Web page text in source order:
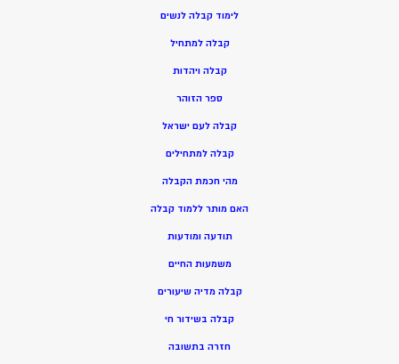
לימוד קבלה לנשים
קבלה למתחיל
קבלה ויהדות
ספר הזוהר
קבלה לעם ישראל
קבלה למתחילים
מהי חכמת הקבלה
האם מותר ללמוד קבלה
תודעה ומודעות
משמעות החיים
קבלה מדיה שיעורים
קבלה בשידור חי
חזרה בתשובה